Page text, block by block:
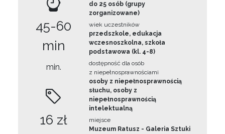
45-60
min
min.
16 zł
do 25 osób (grupy
zorganizowane)
wiek uczestników
przedszkole, edukacja
wczesnoszkolna, szkoła
podstawowa (kl. 4-8)
dostępność dla osób
z niepełnosprawnościami
osoby z niepełnosprawnością
słuchu, osoby z
niepełnosprawnością
intelektualną
miejsce
Muzeum Ratusz - Galeria Sztuki